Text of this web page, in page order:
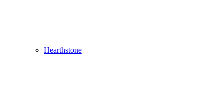
Hearthstone